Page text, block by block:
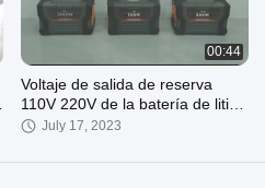
00:44
Voltaje de salida de reserva
110V 220V de la batería de litio
de Portable Power Station del
July 17, 2023